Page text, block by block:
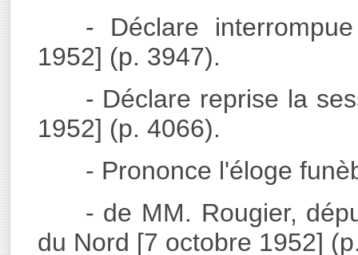
- Déclare
1952] (p. 3947).
- Déclare reprise la
1952] (p. 4066).
- Prononce l'éloge
- de MM. Rougier,
du Nord [7 octobre 1952]